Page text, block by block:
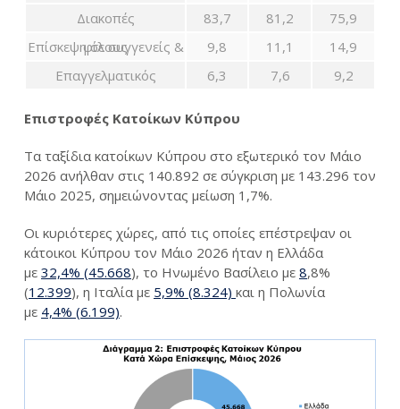
Διακοπές
83,7 81,2
75,9
Επίσκεψη σε συγγενείς & φίλους
9,8 11,1
14,9
Επαγγελματικός
6,3 7,6 9,2
Επιστροφές Κατοίκων Κύπρου
Τα ταξίδια κατοίκων Κύπρου στο εξωτερικό τον Μάιο
2026 ανήλθαν στις 140.892 σε σύγκριση με 143.296 τον
Μάιο 2025, σημειώνοντας μείωση 1,7%.
Οι κυριότερες χώρες, από τις οποίες επέστρεψαν οι
κάτοικοι Κύπρου τον Μάιο 2026 ήταν η Ελλάδα
με 32,4% (45.668), το Ηνωμένο Βασίλειο με 8,8%
(12.399), η Ιταλία με 5,9% (8.324) και η Πολωνία
με 4,4% (6.199).